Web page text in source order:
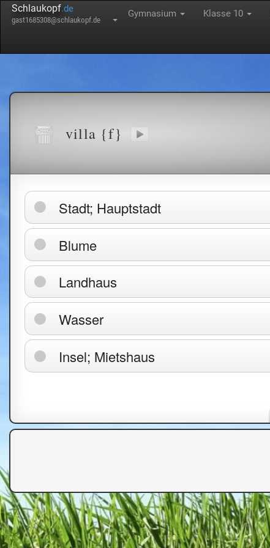
Schlaukopf.de
gast1685308@schlaukopf.de
Gymnasium Klasse 10
villa {f}
Stadt; Hauptstadt
Blume
Landhaus
Wasser
Insel; Mietshaus